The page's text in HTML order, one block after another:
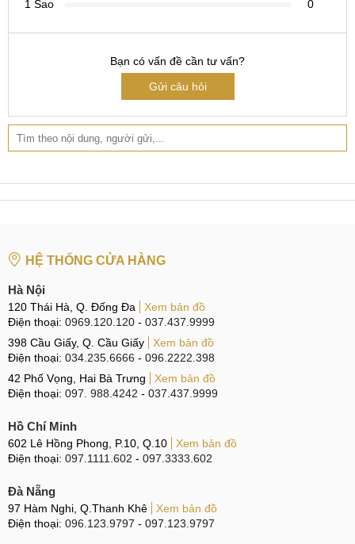
Hotline:
CN 5:602 Lê Hồng Phong, Quận 10
097.3333.602
CN 6:97 Hàm Nghi, Q.Thanh Khê
Hotline:097.123.9797
Tìm kiếm liên quan:
giá thay IC wifi iPad mini 4
địa chỉ sửa wifi iPad mini 4
1 Sao
0
Bạn có vấn đề cần tư vấn?
Gửi câu hỏi
HỆ THỐNG CỬA HÀNG
Hà Nội
120 Thái Hà, Q. Đống Đa
Xem bản đồ
Điện thoại: 0969.120.120 - 037.437.9999
398 Cầu Giấy, Q. Cầu Giấy
Xem bản đồ
Điện thoại: 034.235.6666 - 096.2222.398
42 Phố Vọng, Hai Bà Trưng
Xem bản đồ
Điện thoại: 097. 988.4242 - 037.437.9999
Hồ Chí Minh
602 Lê Hồng Phong, P.10, Q.10
Xem bản đồ
Điện thoại: 097.1111.602 - 097.3333.602
Đà Nẵng
97 Hàm Nghi, Q.Thanh Khê
Xem bản đồ
Điện thoại: 096.123.9797 - 097.123.9797